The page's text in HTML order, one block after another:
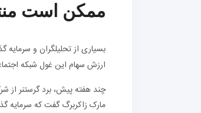
ممکن است
بسیاری از تحلیلگران و
ارزش سهام این غول شبکه
مارک زاکربرگ گفت که سرمایه